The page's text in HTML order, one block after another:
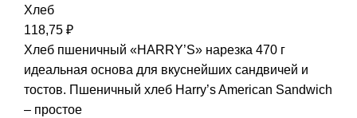
Хлеб
118,75 ₽
Хлеб пшеничный «HARRY’S» нарезка 470 г
идеальная основа для вкуснейших сандвичей и
тостов. Пшеничный хлеб Harry’s American Sandwich
– простое